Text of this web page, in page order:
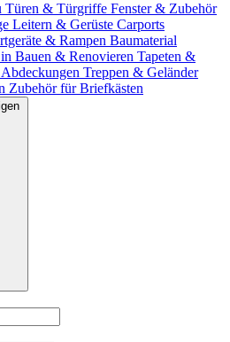
Türen & Türgriffe Fenster & Zubehör
Leitern & Gerüste Carports
& Rampen Baumaterial
Bauen & Renovieren Tapeten &
Treppen & Geländer
Zubehör für Briefkästen